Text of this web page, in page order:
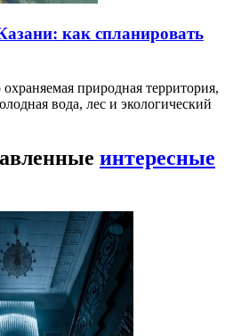
как спланировать
природная территория,
вода, лес и экологический
интересные